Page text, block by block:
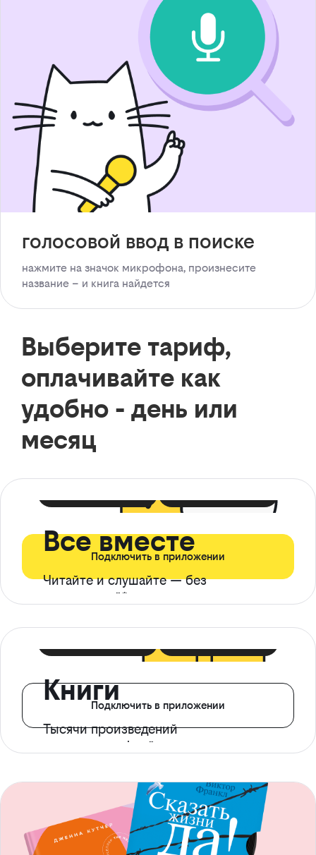
голосовой ввод в поиске
нажмите на значок микрофона, произнесите
название – и книга найдется
Выберите тариф,
оплачивайте как
удобно - день или
месяц
Все вместе
Читайте и слушайте — без
ограничений*
Подключить в приложении
Книги
Тысячи произведений
с доступом офлайн
Подключить в приложении